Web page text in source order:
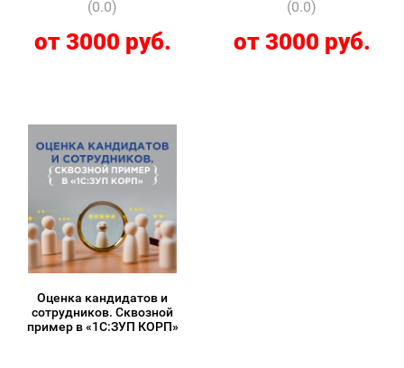
(0.0)
от 3000 руб.
(0.0)
от 3000 руб.
Оценка кандидатов и
сотрудников. Сквозной
пример в «1С:ЗУП КОРП»